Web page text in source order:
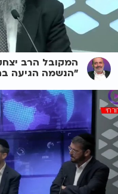
המקובל הרב
"הנשמה הגיעה